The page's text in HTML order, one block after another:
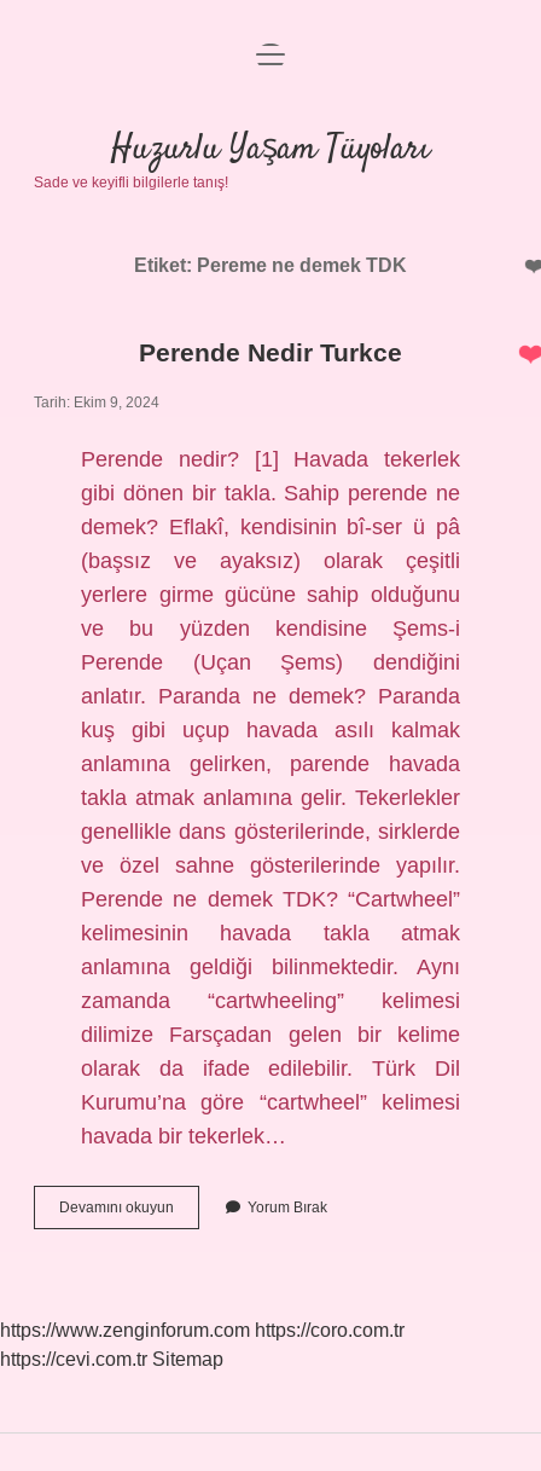
Anasayfa
Gizlilik Politikası
Yasal Uyarı
menüyü
Huzurlu Yaşam Tüyoları
Sade ve keyifli bilgilerle tanış!
Etiket: Pereme ne demek TDK
Perende Nedir Turkce
Tarih: Ekim 9, 2024
Perende nedir? [1] Havada tekerlek
gibi dönen bir takla. Sahip perende ne
demek? Eflakî, kendisinin bî-ser ü pâ
(başsız ve ayaksız) olarak çeşitli
yerlere girme gücüne sahip olduğunu
ve bu yüzden kendisine Şems-i
Perende (Uçan Şems) dendiğini
anlatır. Paranda ne demek? Paranda
kuş gibi uçup havada asılı kalmak
anlamına gelirken, parende havada
takla atmak anlamına gelir. Tekerlekler
genellikle dans gösterilerinde, sirklerde
ve özel sahne gösterilerinde yapılır.
Perende ne demek TDK? “Cartwheel”
kelimesinin havada takla atmak
anlamına geldiği bilinmektedir. Aynı
zamanda “cartwheeling” kelimesi
dilimize Farsçadan gelen bir kelime
olarak da ifade edilebilir. Türk Dil
Kurumu’na göre “cartwheel” kelimesi
havada bir tekerlek…
Devamını okuyun Perende
Nedir
Yorum Bırak
https://www.zenginforum.com https://coro.com.tr
https://cevi.com.tr Sitemap